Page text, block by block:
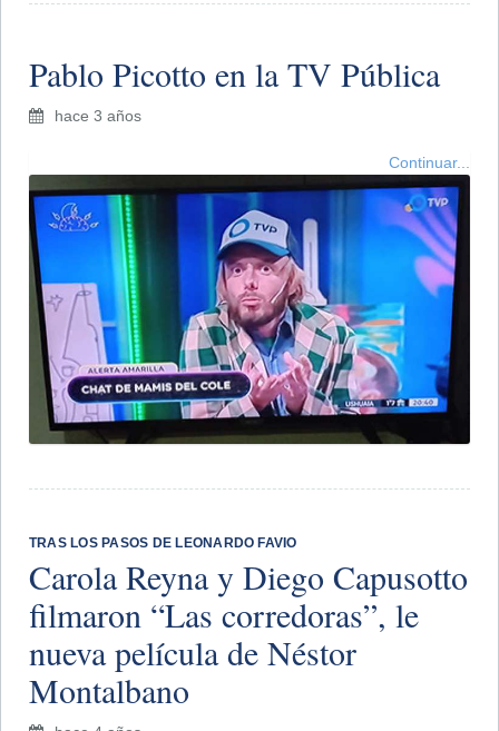
Pablo Picotto en la TV Pública
hace 3 años
Continuar...
TRAS LOS PASOS DE LEONARDO FAVIO
Carola Reyna y Diego Capusotto
filmaron “Las corredoras”, le
nueva película de Néstor
Montalbano